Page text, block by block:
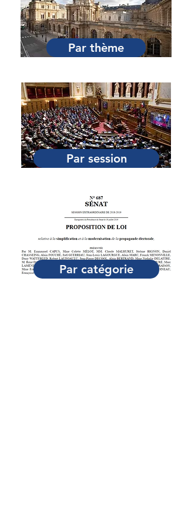
Par thème
Par session
Par catégorie